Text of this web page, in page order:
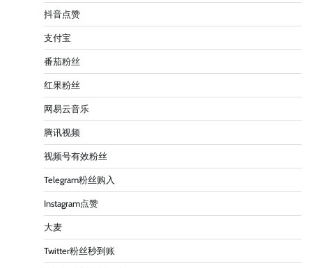
抖音点赞
支付宝
番茄粉丝
红果粉丝
网易云音乐
腾讯视频
视频号有效粉丝
Telegram粉丝购入
Instagram点赞
大麦
Twitter粉丝秒到账